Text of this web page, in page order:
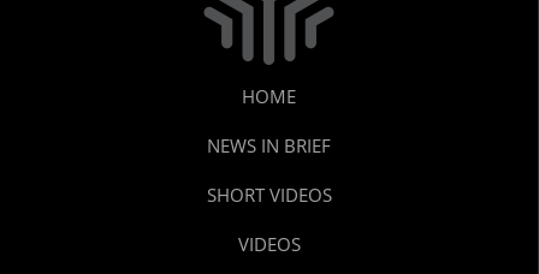
HOME
NEWS IN BRIEF
SHORT VIDEOS
VIDEOS